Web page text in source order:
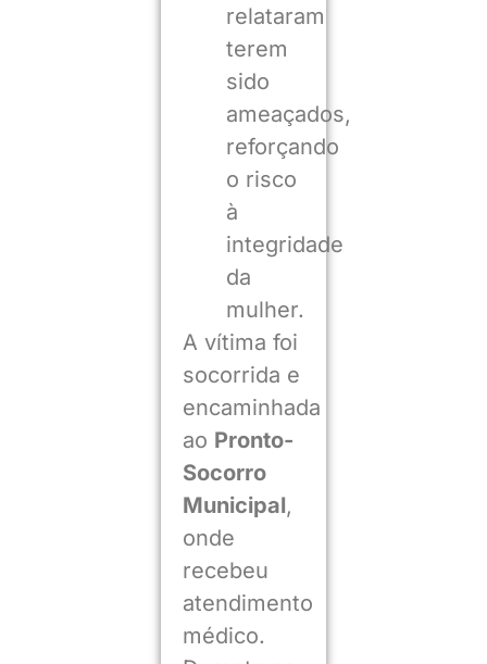
relataram
terem
sido
ameaçados,
reforçando
o risco
à
integridade
da
mulher.
A vítima foi
socorrida e
encaminhada
ao Pronto-
Socorro
Municipal,
onde
recebeu
atendimento
médico.